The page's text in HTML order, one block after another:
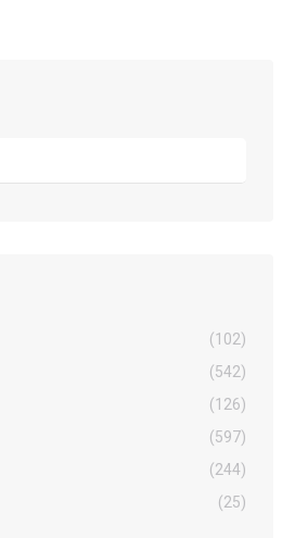
(102)
(542)
(126)
(597)
(244)
(25)